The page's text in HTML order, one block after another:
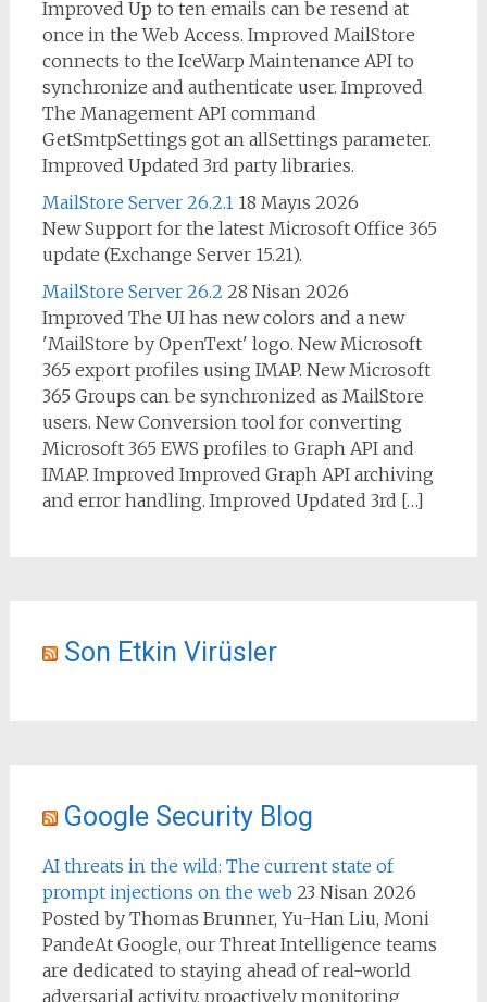
Improved Up to ten emails can be resend at
once in the Web Access. Improved MailStore
connects to the IceWarp Maintenance API to
synchronize and authenticate user. Improved
The Management API command
GetSmtpSettings got an allSettings parameter.
Improved Updated 3rd party libraries.
MailStore Server 26.2.1 18 Mayıs 2026
New Support for the latest Microsoft Office 365
update (Exchange Server 15.21).
MailStore Server 26.2 28 Nisan 2026
Improved The UI has new colors and a new
'MailStore by OpenText' logo. New Microsoft
365 export profiles using IMAP. New Microsoft
365 Groups can be synchronized as MailStore
users. New Conversion tool for converting
Microsoft 365 EWS profiles to Graph API and
IMAP. Improved Improved Graph API archiving
and error handling. Improved Updated 3rd […]
Son Etkin Virüsler
Google Security Blog
AI threats in the wild: The current state of
prompt injections on the web 23 Nisan 2026
Posted by Thomas Brunner, Yu-Han Liu, Moni
PandeAt Google, our Threat Intelligence teams
are dedicated to staying ahead of real-world
adversarial activity, proactively monitoring